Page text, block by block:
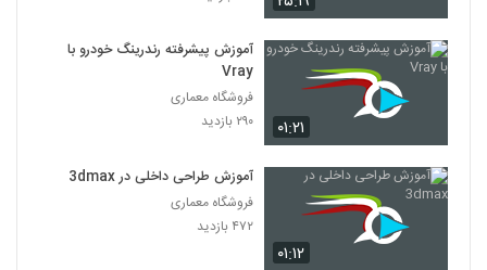
۰۱:۲۱
آموزش پیشرفته رندرینگ خودرو با
Vray
فروشگاه معماری
۲۹۰ بازدید
۰۱:۱۲
آموزش طراحی داخلی در 3dmax
فروشگاه معماری
۴۷۲ بازدید